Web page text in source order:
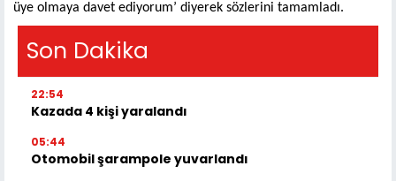
üye olmaya davet ediyorum’ diyerek sözlerini tamamladı.
Son Dakika
22:54
Kazada 4 kişi yaralandı
05:44
Otomobil şarampole yuvarlandı